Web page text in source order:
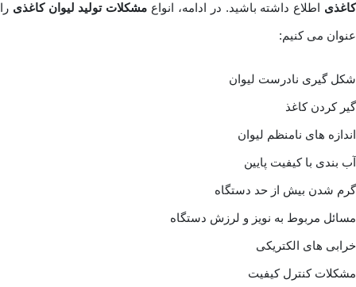
کاغذی اطلاع داشته باشید. در ادامه، انواع مشکلات تولید لیوان کاغذی را
عنوان می کنیم:
شکل گیری نادرست لیوان
گیر کردن کاغذ
اندازه های نامنظم لیوان
آب بندی با کیفیت پایین
گرم شدن بیش از حد دستگاه
مسائل مربوط به نویز و لرزش دستگاه
خرابی های الکتریکی
مشکلات کنترل کیفیت